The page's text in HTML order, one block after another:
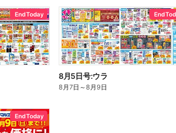
End Today End
8月5日号:ウラ
8月7日 ～8月9日
End Today